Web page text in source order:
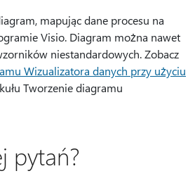
mapując dane procesu na
Visio. Diagram można nawet
niestandardowych. Zobacz
Wizualizatora danych przy użyciu
Tworzenie diagramu
pytań?